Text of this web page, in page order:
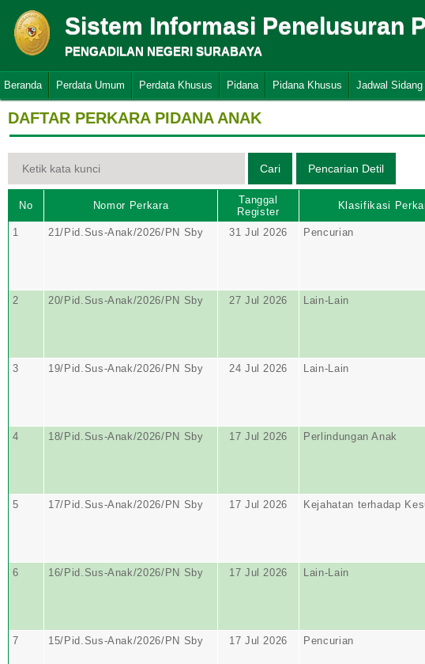
Sistem Informasi Penelusuran
PENGADILAN NEGERI SURABAYA
Beranda Perdata Umum Perdata Khusus Pidana Pidana Khusus Jadwal Sidang
DAFTAR PERKARA PIDANA ANAK
No Nomor Perkara
Tanggal
Register
Klasifikasi
1 21/Pid.Sus-Anak/2026/PN Sby 31 Jul 2026 Pencurian
2 20/Pid.Sus-Anak/2026/PN Sby 27 Jul 2026 Lain-Lain
3 19/Pid.Sus-Anak/2026/PN Sby 24 Jul 2026 Lain-Lain
4 18/Pid.Sus-Anak/2026/PN Sby 17 Jul 2026 Perlindungan Anak
5 17/Pid.Sus-Anak/2026/PN Sby 17 Jul 2026 Kejahatan terhadap
6 16/Pid.Sus-Anak/2026/PN Sby 17 Jul 2026 Lain-Lain
7 15/Pid.Sus-Anak/2026/PN Sby 17 Jul 2026 Pencurian